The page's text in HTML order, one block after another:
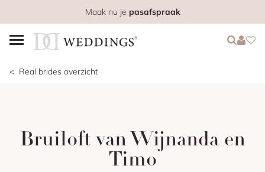
Maak nu je pasafspraak
Login
Login
Real brides overzicht
Bruiloft van Wijnanda en
Timo